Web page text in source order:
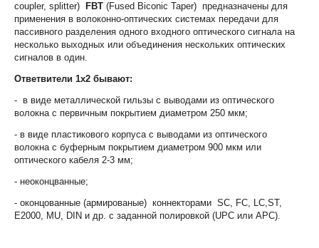
coupler, splitter)
FBT (Fused Biconic Taper) предназначены для
применения в волоконно-оптических системах передачи для
пассивного разделения одного входного оптического сигнала на
несколько выходных или объединения нескольких оптических
сигналов в один.
Ответвители 1х2 бывают:
- в виде металлической гильзы с выводами из оптического
волокна с первичным покрытием диаметром 250 мкм;
- в виде пластикового корпуса с выводами из оптического
волокна с буферным покрытием диаметром 900 мкм или
оптического кабеля 2-3 мм;
- неоконцванные;
- оконцованные (армированые) коннекторами SC, FC, LC,ST,
Е2000, MU, DIN и др. с заданной полировкой (UPC или АРС).